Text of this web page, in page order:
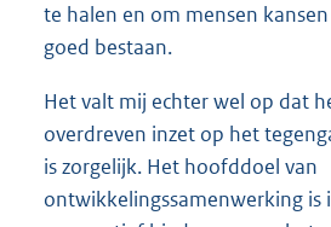
te halen en om mensen
goed bestaan.
Het valt mij echter wel op dat
overdreven inzet op het
is zorgelijk. Het hoofddoel van
ontwikkelingssamenwerking is